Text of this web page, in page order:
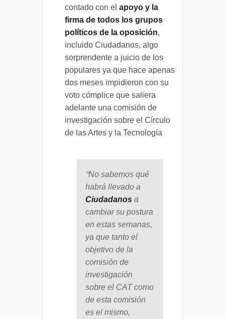
contado con el apoyo y la
firma de todos los grupos
políticos de la oposición,
incluido Ciudadanos, algo
sorprendente a juicio de los
populares ya que hace apenas
dos meses impidieron con su
voto cómplice que saliera
adelante una comisión de
investigación sobre el Círculo
de las Artes y la Tecnología
“No sabemos qué
habrá llevado a
Ciudadanos a
cambiar su postura
en estas semanas,
ya que tanto el
objetivo de la
comisión de
investigación
sobre el CAT como
de esta comisión
es el mismo,